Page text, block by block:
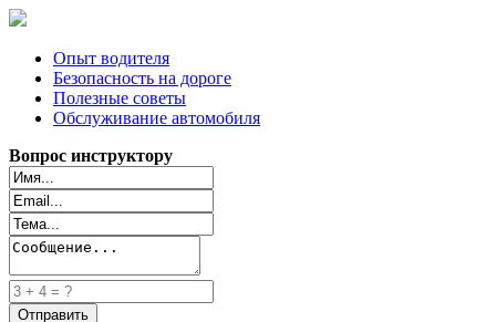
Опыт водителя
Безопасность на дороге
Полезные советы
Обслуживание автомобиля
Вопрос инструктору